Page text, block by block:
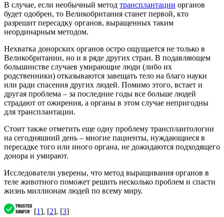
В случае, если необычный метод трансплантации органов
будет одобрен, то Великобритания станет первой, кто
разрешит пересадку органов, выращенных таким
неординарным методом.
Нехватка донорских органов остро ощущается не только в
Великобритании, но и в ряде других стран. В подавляющем
большинстве случаев умирающие люди (либо их
родственники) отказываются завещать тело на благо науки
или ради спасения других людей. Помимо этого, встает и
другая проблема – за последние годы все больше людей
страдают от ожирения, а органы в этом случае непригодны
для трансплантации.
Стоит также отметить еще одну проблему трансплантологии
на сегодняшний день – многие пациенты, нуждающиеся в
пересадке того или иного органа, не дожидаются подходящего
донора и умирают.
Исследователи уверены, что метод выращивания органов в
теле животного поможет решить несколько проблем и спасти
жизнь миллионам людей по всему миру.
[1], [2], [3]